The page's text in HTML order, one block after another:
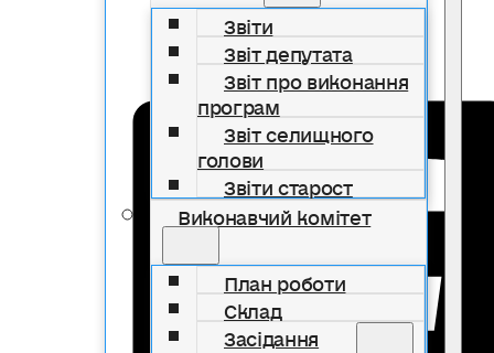
Звіти
Звіт депутата
Звіт про виконання
програм
Звіт селищного
голови
Звіти старост
Виконавчий комітет
План роботи
Склад
Засідання